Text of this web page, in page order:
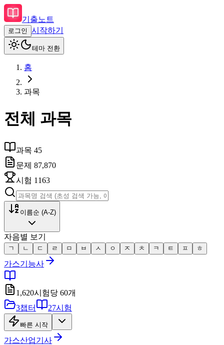
기출노트
로그인 시작하기
테마 전환
홈
과목
전체 과목
과목 45
문제 87,870
시험 1163
이름순 (A-Z)
자음별 보기
ㄱ ㄴ ㄷ ㄹ ㅁ ㅂ ㅅ ㅇ ㅈ ㅊ ㅋ ㅌ ㅍ ㅎ
가스기능사
1,620시험당 60개
3챕터 27시험
빠른 시작
가스산업기사